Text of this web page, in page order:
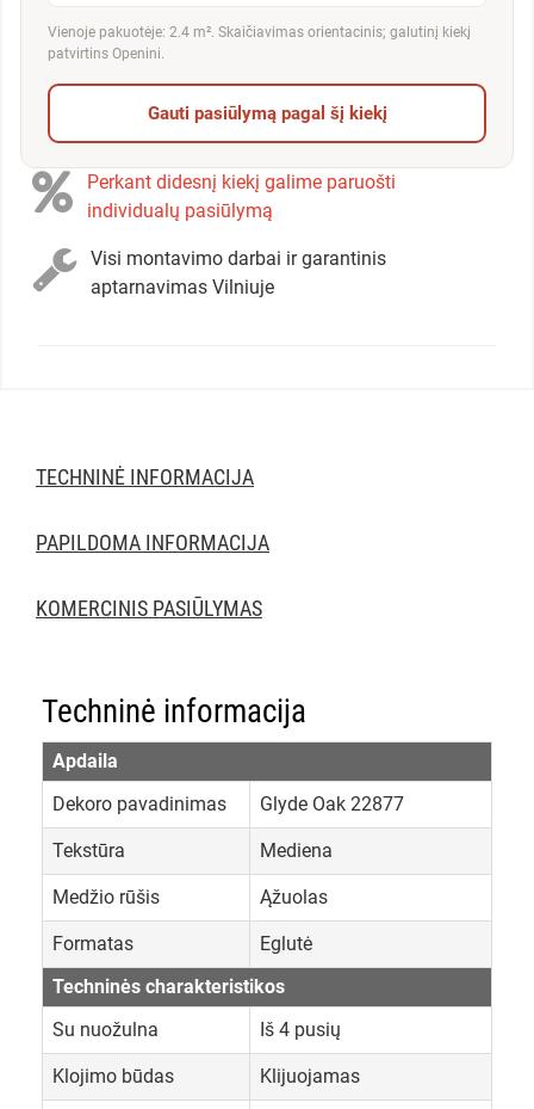
Vienoje pakuotėje: 2.4 m². Skaičiavimas orientacinis; galutinį kiekį
patvirtins Openini.
Gauti pasiūlymą pagal šį kiekį
Perkant didesnį kiekį galime paruošti
individualų pasiūlymą
Visi montavimo darbai ir garantinis
aptarnavimas Vilniuje
TECHNINĖ INFORMACIJA
PAPILDOMA INFORMACIJA
KOMERCINIS PASIŪLYMAS
Techninė informacija
Apdaila
Dekoro pavadinimas
Glyde Oak 22877
Tekstūra Mediena
Medžio rūšis Ąžuolas
Formatas
Eglutė
Techninės charakteristikos
Su nuožulna
Iš 4 pusių
Klojimo būdas Klijuojamas